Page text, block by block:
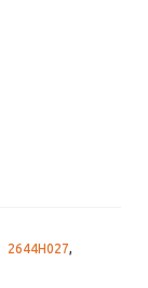
2644H027,